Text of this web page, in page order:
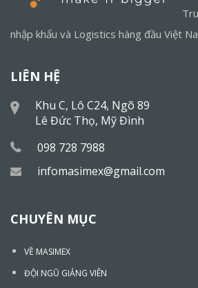
nhập khẩu và Logistics hàng đầu Việt
LIÊN HỆ
Khu C, Lô C24, Ngõ 89
Lê Đức Thọ, Mỹ Đình
098 728 7988
infomasimex@gmail.com
CHUYÊN MỤC
VỀ MASIMEX
ĐỘI NGŨ GIẢNG VIÊN